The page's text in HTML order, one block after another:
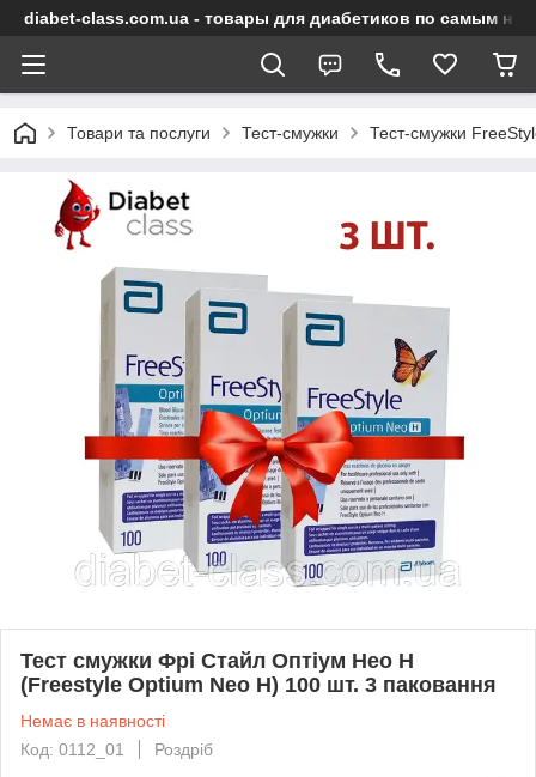
diabet-class.com.ua - товары для диабетиков по самым
Товари та послуги Тест-смужки Тест-смужки
Тест смужки Фрі Стайл Оптіум Нео Н
(Freestyle Optium Neo H) 100 шт. 3 паковання
Немає в наявності
Код: 0112_01
Роздріб